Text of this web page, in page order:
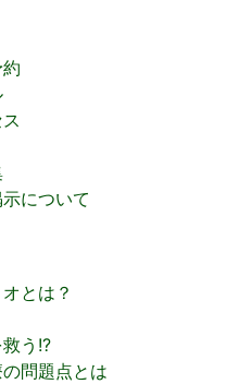
について
とは？
う!?
問題点とは